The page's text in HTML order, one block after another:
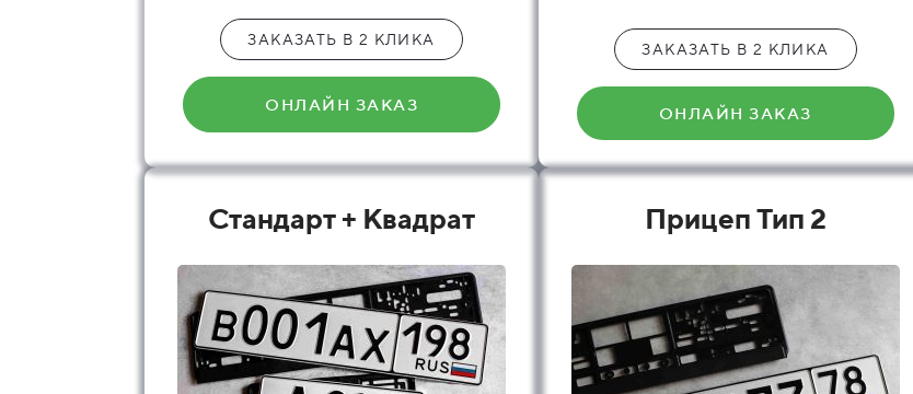
ЗАКАЗАТЬ В 2 КЛИКА
ОНЛАЙН ЗАКАЗ
ЗАКАЗАТЬ В 2 КЛИКА
ОНЛАЙН ЗАКАЗ
Стандарт + Квадрат Прицеп Тип 2